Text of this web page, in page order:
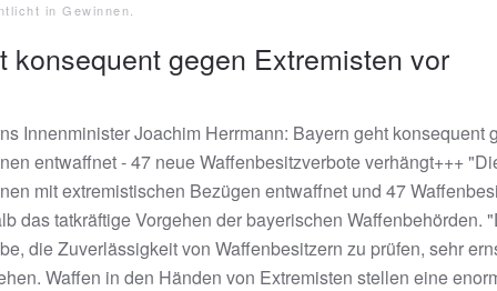
in Gewinnen
konsequent gegen Extremisten vor
Innenminister Joachim Herrmann: Bayern geht
entwaffnet - 47 neue Waffenbesitzverbote verhängt+++
mit extremistischen Bezügen entwaffnet und 47
das tatkräftige Vorgehen der bayerischen
die Zuverlässigkeit von Waffenbesitzern zu prüfen, sehr
Waffen in den Händen von Extremisten stellen eine